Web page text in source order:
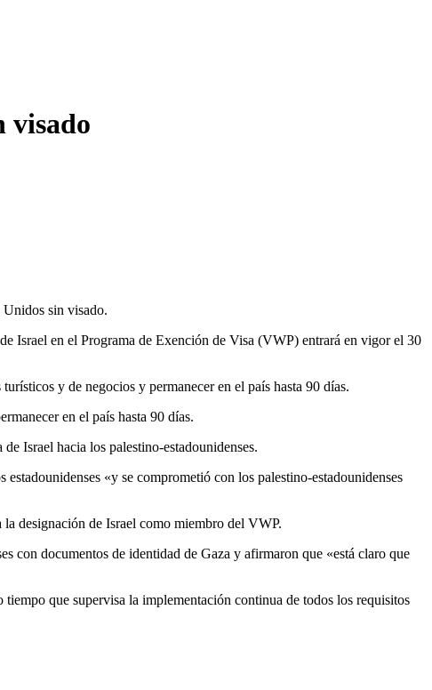
visado
Unidos sin visado.
Israel en el Programa de Exención de Visa (VWP) entrará en vigor el 30
y de negocios y permanecer en el país hasta 90 días.
en el país hasta 90 días.
Israel hacia los palestino-estadounidenses.
«y se comprometió con los palestino-estadounidenses
designación de Israel como miembro del VWP.
con documentos de identidad de Gaza y afirmaron que «está claro que
que supervisa la implementación continua de todos los requisitos